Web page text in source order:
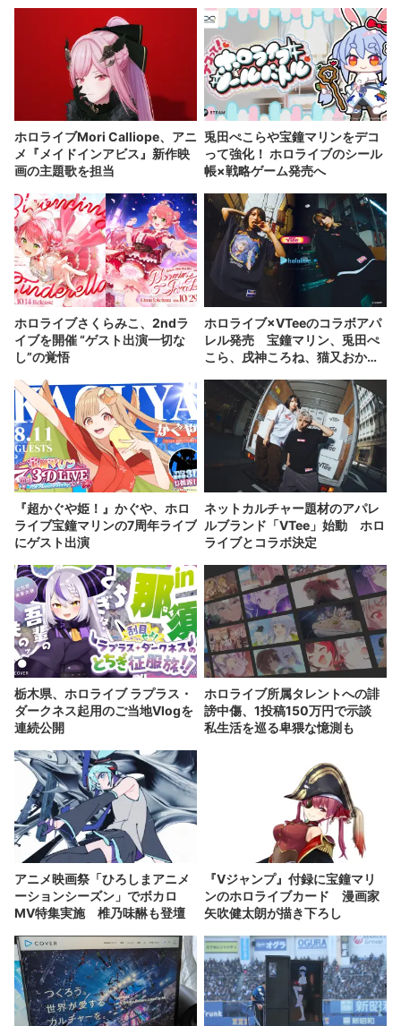
ホロライブMori Calliope、アニ
メ『メイドインアビス』新作映
画の主題歌を担当
兎田ぺこらや宝鐘マリンをデコ
って強化！ ホロライブのシール
帳×戦略ゲーム発売へ
ホロライブさくらみこ、2ndラ
イブを開催 “ゲスト出演一切な
し”の覚悟
ホロライブ×VTeeのコラボアパ
レル発売 宝鐘マリン、兎田ぺ
こら、戌神ころね、猫又おかゆ
『超かぐや姫！』かぐや、ホロ
ライブ宝鐘マリンの7周年ライブ
にゲスト出演
ネットカルチャー題材のアパレ
ルブランド「VTee」始動 ホロ
ライブとコラボ決定
栃木県、ホロライブ ラプラス・
ダークネス起用のご当地Vlogを
連続公開
ホロライブ所属タレントへの誹
謗中傷、1投稿150万円で示談
私生活を巡る卑猥な憶測も
アニメ映画祭「ひろしまアニメ
ーションシーズン」でボカロ
MV特集実施 椎乃味醂も登壇
『Vジャンプ』付録に宝鐘マリ
ンのホロライブカード 漫画家
矢吹健太朗が描き下ろし